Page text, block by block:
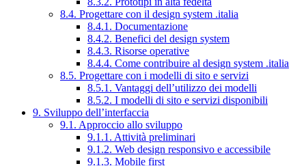
8.4. Progettare con il design system .italia
8.4.1. Documentazione
8.4.2. Benefici del design system
8.4.3. Risorse operative
8.4.4. Come contribuire al design system .italia
8.5. Progettare con i modelli di sito e servizi
8.5.1. Vantaggi dell’utilizzo dei modelli
8.5.2. I modelli di sito e servizi disponibili
9. Sviluppo dell’interfaccia
9.1. Approccio allo sviluppo
9.1.1. Attività preliminari
9.1.2. Web design responsivo e accessibile
9.1.3. Mobile first